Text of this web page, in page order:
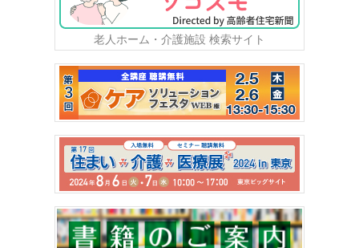
老人ホーム・介護施設 検索サイト